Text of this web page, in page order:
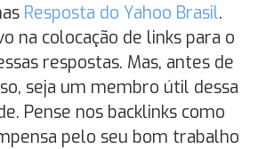
Resposta do Yahoo Brasil.
na colocação de links para o
respostas. Mas, antes de
seja um membro útil dessa
Pense nos backlinks como
pelo seu bom trabalho